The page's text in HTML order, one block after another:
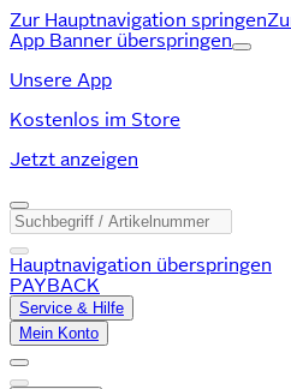
Zur Hauptnavigation springen
App Banner überspringen
Unsere App
Kostenlos im Store
Jetzt anzeigen
Hauptnavigation überspringen
PAYBACK
Service & Hilfe
Mein Konto